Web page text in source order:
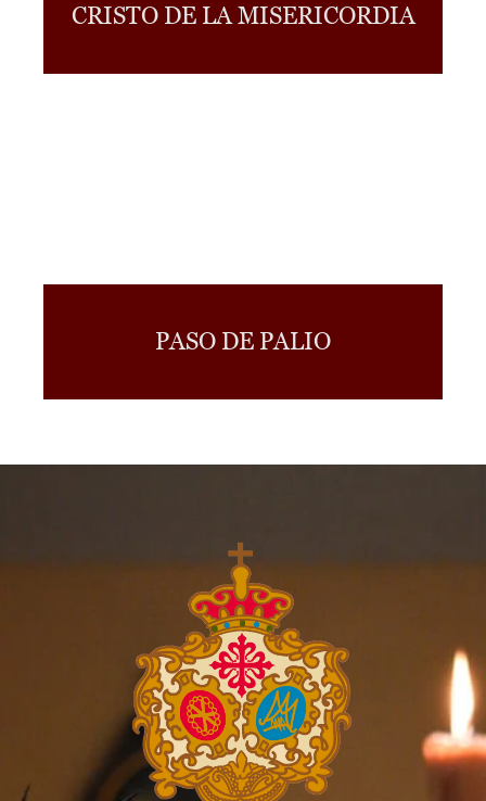
CRISTO DE LA MISERICORDIA
PASO DE PALIO